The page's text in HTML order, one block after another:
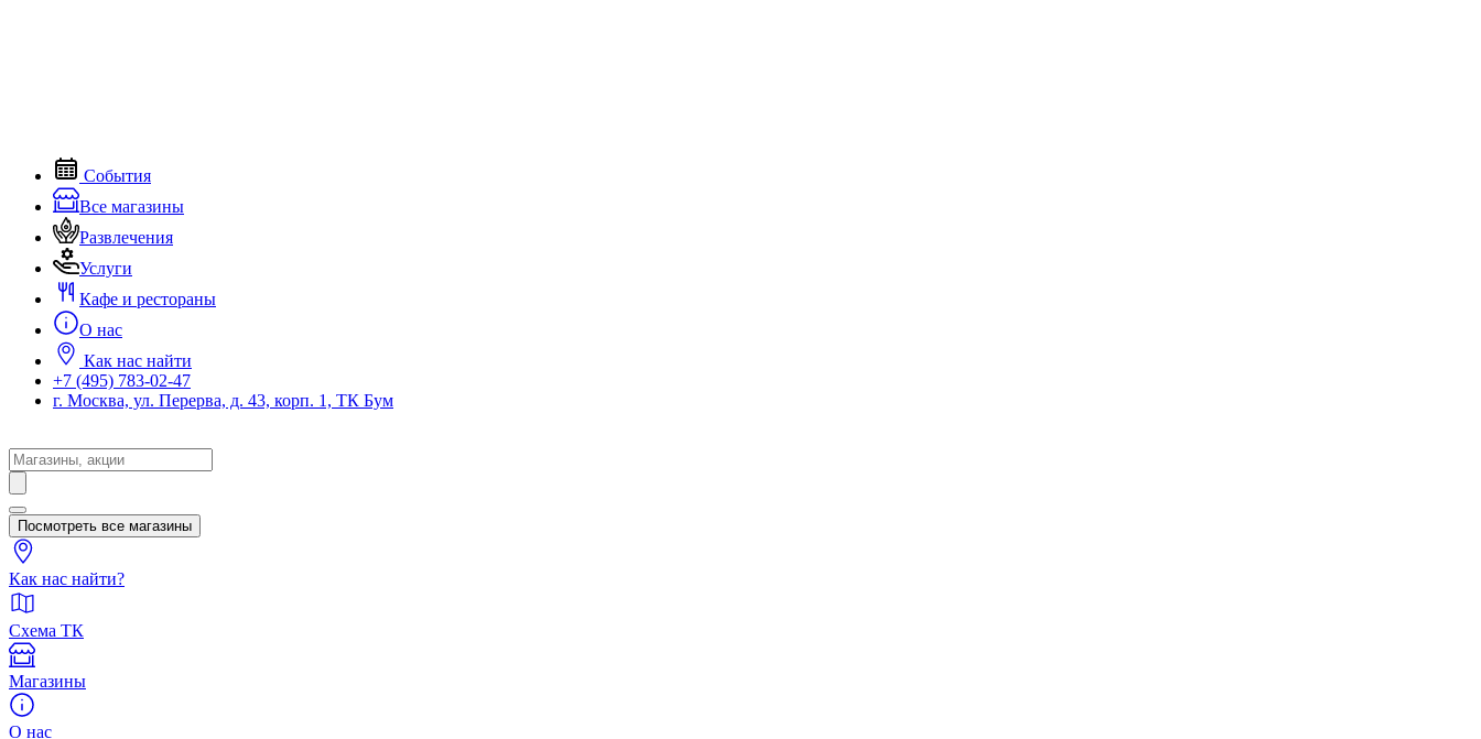
События
Все магазины
Развлечения
Услуги
Кафе и рестораны
О нас
Как нас найти
+7 (495) 783-02-47
г. Москва, ул. Перерва, д. 43, корп. 1, ТК Бум
Search
...
Посмотреть все магазины
Как нас найти?
Схема ТК
Магазины
О нас